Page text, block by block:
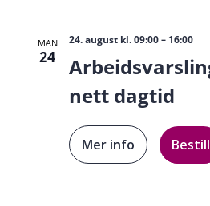
MAN
24
nett dagtid
24. august kl. 09:00– 16:00
Mer info Bestill